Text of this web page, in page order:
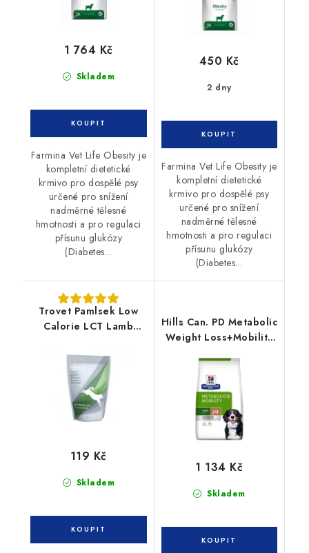
Skladem
1 764 Kč
Farmina Vet Life Obesity je
kompletní dietetické
krmivo pro dospělé psy
určené pro snížení
nadměrné tělesné
hmotnosti a pro regulaci
přísunu glukózy
(Diabetes...
2 dny
450 Kč
Farmina Vet Life Obesity je
kompletní dietetické
krmivo pro dospělé psy
určené pro snížení
nadměrné tělesné
hmotnosti a pro regulaci
přísunu glukózy
(Diabetes...
Trovet Pamlsek Low
Calorie LCT Lamb
Skladem
119 Kč
Hills Can. PD Metabolic
Weight Loss+Mobility
Skladem
1 134 Kč